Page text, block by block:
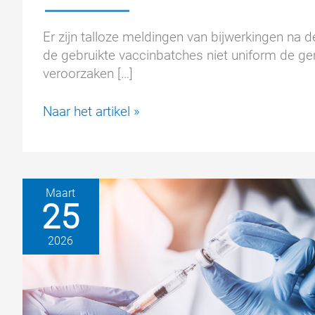
Er zijn talloze meldingen van bijwerkingen na
de gebruikte vaccinbatches niet uniform de
veroorzaken […]
Vaccinschade
schadelijke
batchnummers
Naar het artikel »
Maart
25
2026